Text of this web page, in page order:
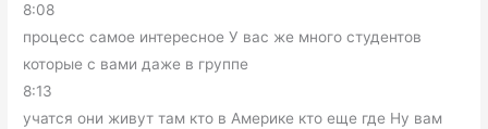
8:08
процесс самое интересное У вас же много студентов
которые с вами даже в группе
8:13
учатся они живут там кто в Америке кто еще где Ну вам